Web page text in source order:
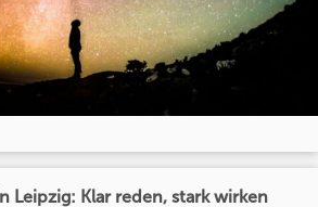
Leipzig: Klar reden, stark wirken